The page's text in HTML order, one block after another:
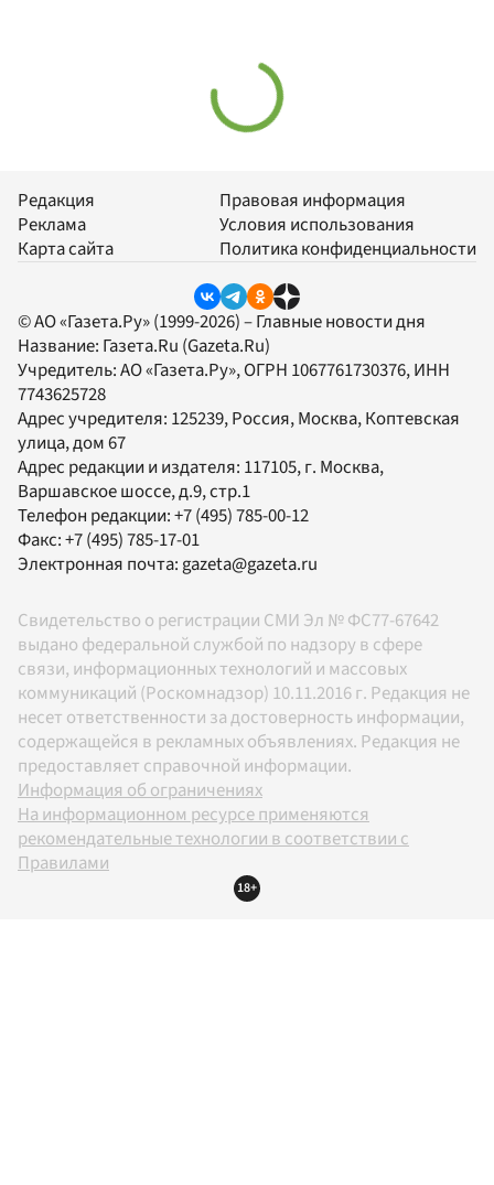
Редакция
Реклама
Карта сайта
Правовая информация
Условия использования
Политика конфиденциальности
© АО «Газета.Ру» (1999-2026) – Главные новости дня
Название: Газета.Ru (Gazeta.Ru)
Учредитель:АО «Газета.Ру», ОГРН 1067761730376, ИНН
7743625728
Адрес учредителя: 125239, Россия, Москва, Коптевская
улица, дом 67
Адрес редакции и издателя: 117105, г. Москва,
Варшавское шоссе, д.9, стр.1
Телефон редакции:+7 (495) 785-00-12
Факс:+7 (495) 785-17-01
Электронная почта:gazeta@gazeta.ru
Свидетельство о регистрации СМИ Эл № ФС77-67642
выдано федеральной службой по надзору в сфере
связи, информационных технологий и массовых
коммуникаций (Роскомнадзор) 10.11.2016 г. Редакция не
несет ответственности за достоверность информации,
содержащейся в рекламных объявлениях. Редакция не
предоставляет справочной информации.
Информация об ограничениях
На информационном ресурсе применяются
рекомендательные технологии в соответствии с
Правилами
18+